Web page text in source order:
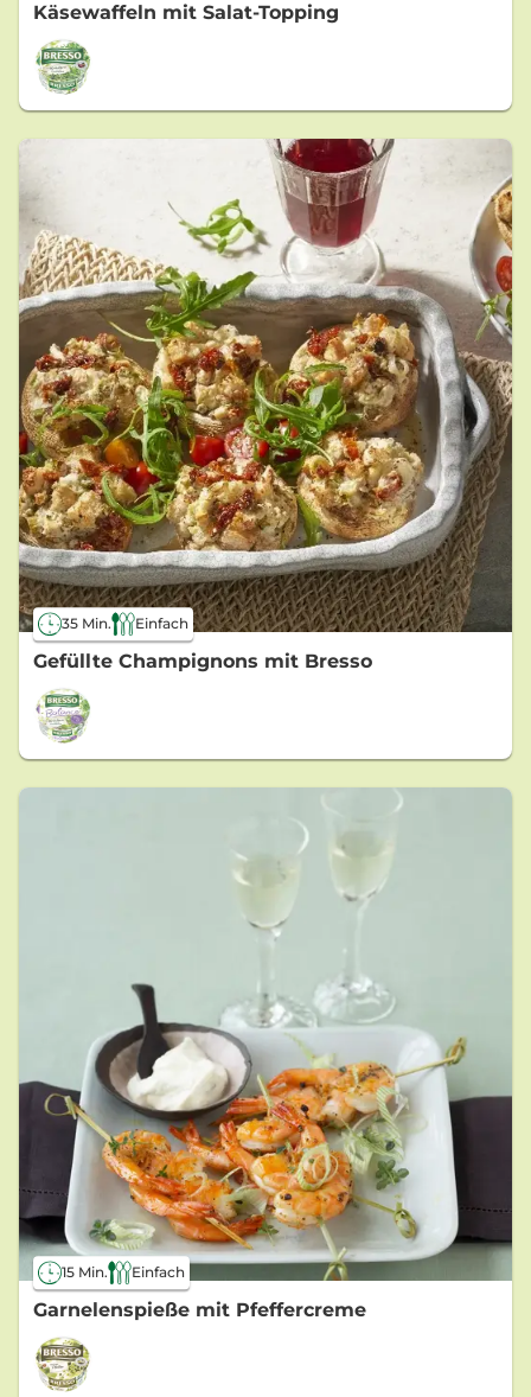
Käsewaffeln mit Salat-Topping
35 Min. Einfach
Gefüllte Champignons mit Bresso
15 Min. Einfach
Garnelenspieße mit Pfeffercreme